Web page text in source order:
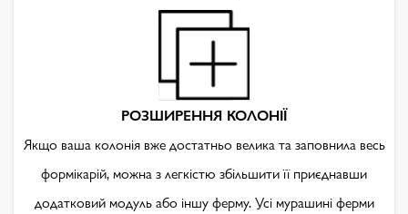
РОЗШИРЕННЯ КОЛОНІЇ
Якщо ваша колонія вже достатньо велика та заповнила весь
формікарій, можна з легкістю збільшити її приєднавши
додатковий модуль або іншу ферму. Усі мурашині ферми